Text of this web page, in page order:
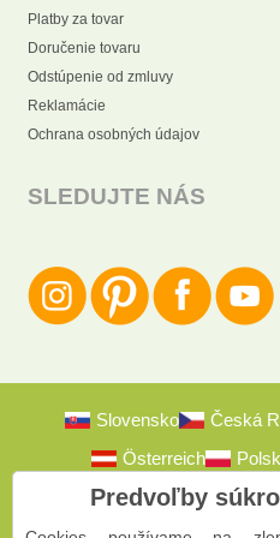
Platby za tovar
Doručenie tovaru
Odstúpenie od zmluvy
Reklamácie
Ochrana osobných údajov
SLEDUJTE NÁS
Slovensko Česká
Österreich
Predvoľby